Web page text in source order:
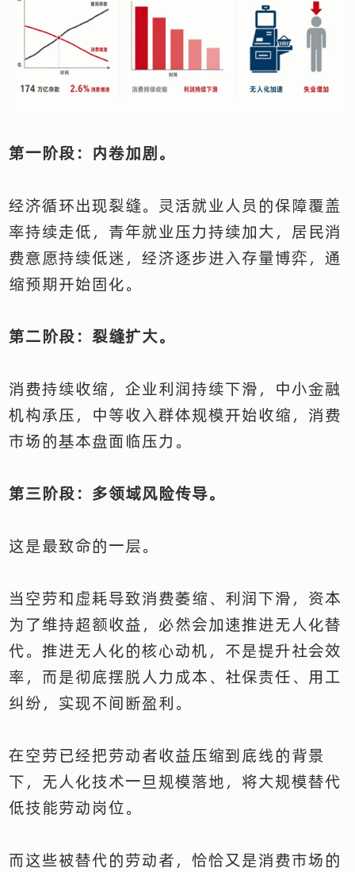
第一阶段：内卷加剧。
经济循环出现裂缝。灵活就业人员的保障覆盖
率持续走低，青年就业压力持续加大，居民消
费意愿持续低迷，经济逐步进入存量博弈，通
缩预期开始固化。
第二阶段：裂缝扩大。
消费持续收缩，企业利润持续下滑，中小金融
机构承压，中等收入群体规模开始收缩，消费
市场的基本盘面临压力。
第三阶段：多领域风险传导。
这是最致命的一层。
当空劳和虚耗导致消费萎缩、利润下滑，资本
为了维持超额收益，必然会加速推进无人化替
代。推进无人化的核心动机，不是提升社会效
率，而是彻底摆脱人力成本、社保责任、用工
纠纷，实现不间断盈利。
在空劳已经把劳动者收益压缩到底线的背景
下，无人化技术一旦规模落地，将大规模替代
低技能劳动岗位。
而这些被替代的劳动者，恰恰又是消费市场的